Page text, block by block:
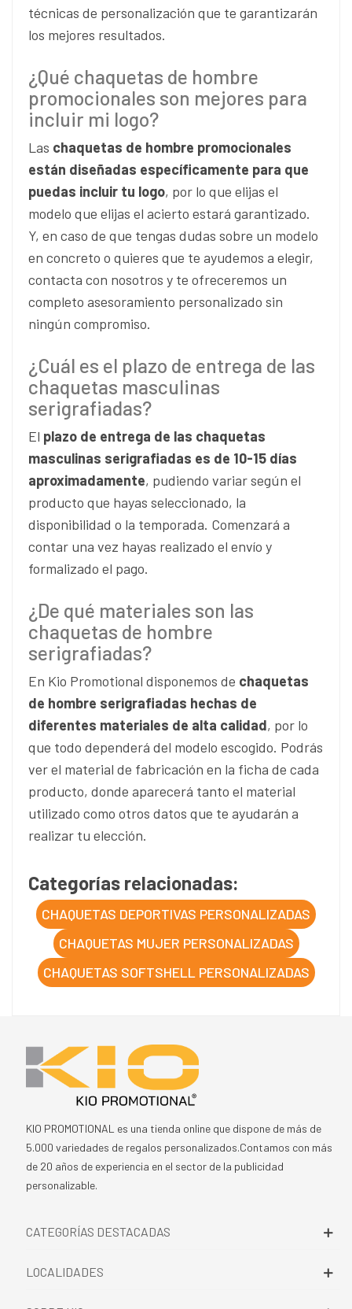
técnicas de personalización que te garantizarán
los mejores resultados.
¿Qué chaquetas de hombre
promocionales son mejores para
incluir mi logo?
Las chaquetas de hombre promocionales
están diseñadas específicamente para que
puedas incluir tu logo, por lo que elijas el
modelo que elijas el acierto estará garantizado.
Y, en caso de que tengas dudas sobre un modelo
en concreto o quieres que te ayudemos a elegir,
contacta con nosotros y te ofreceremos un
completo asesoramiento personalizado sin
ningún compromiso.
¿Cuál es el plazo de entrega de las
chaquetas masculinas
serigrafiadas?
El plazo de entrega de las chaquetas
masculinas serigrafiadas es de 10-15 días
aproximadamente, pudiendo variar según el
producto que hayas seleccionado, la
disponibilidad o la temporada. Comenzará a
contar una vez hayas realizado el envío y
formalizado el pago.
¿De qué materiales son las
chaquetas de hombre
serigrafiadas?
En Kio Promotional disponemos de chaquetas
de hombre serigrafiadas hechas de
diferentes materiales de alta calidad, por lo
que todo dependerá del modelo escogido. Podrás
ver el material de fabricación en la ficha de cada
producto, donde aparecerá tanto el material
utilizado como otros datos que te ayudarán a
realizar tu elección.
Categorías relacionadas:
CHAQUETAS DEPORTIVAS PERSONALIZADAS
CHAQUETAS MUJER PERSONALIZADAS
CHAQUETAS SOFTSHELL PERSONALIZADAS
KIO PROMOTIONAL es una tienda online que dispone de más de
5.000 variedades de regalos personalizados.Contamos con más
de 20 años de experiencia en el sector de la publicidad
personalizable.
CATEGORÍAS DESTACADAS
LOCALIDADES